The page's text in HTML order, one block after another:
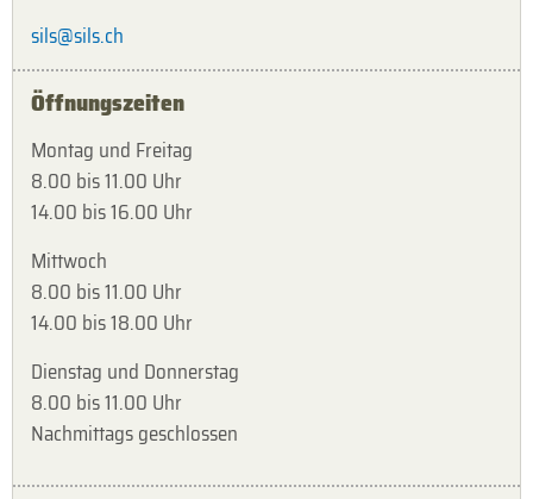
sils@sils.ch
Öffnungszeiten
Montag und Freitag
8.00 bis 11.00 Uhr
14.00 bis 16.00 Uhr
Mittwoch
8.00 bis 11.00 Uhr
14.00 bis 18.00 Uhr
Dienstag und Donnerstag
8.00 bis 11.00 Uhr
Nachmittags geschlossen